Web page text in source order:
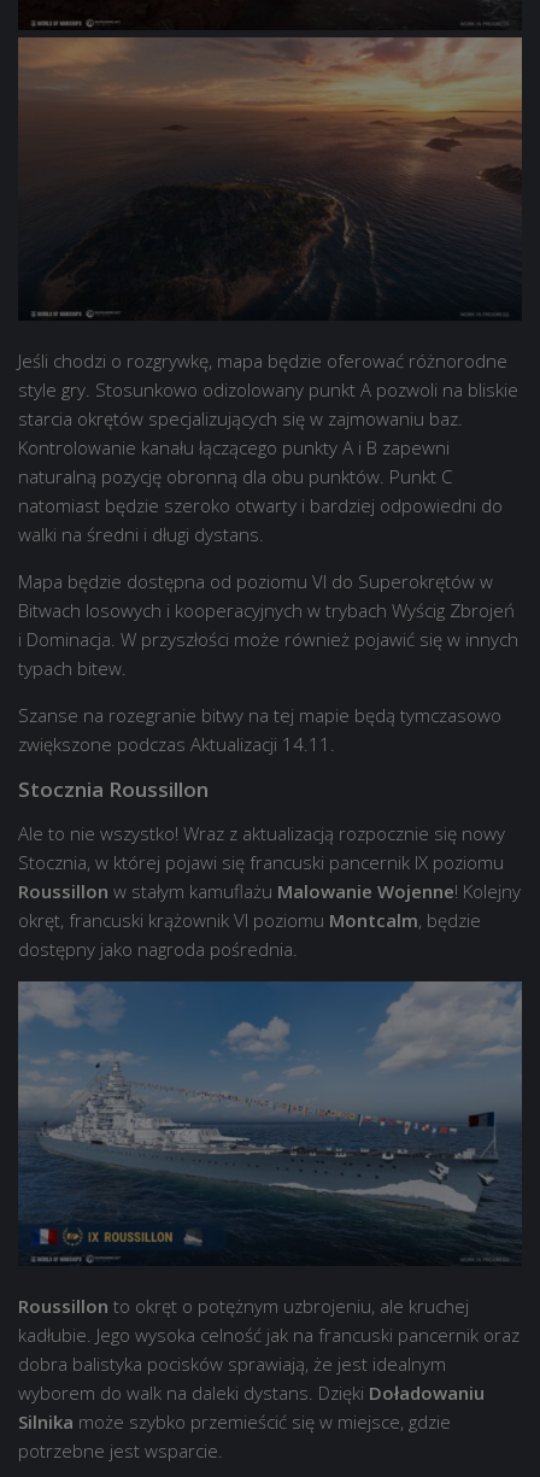
Jeśli chodzi o rozgrywkę, mapa będzie oferować różnorodne
style gry. Stosunkowo odizolowany punkt A pozwoli na bliskie
starcia okrętów specjalizujących się w zajmowaniu baz.
Kontrolowanie kanału łączącego punkty A i B zapewni
naturalną pozycję obronną dla obu punktów. Punkt C
natomiast będzie szeroko otwarty i bardziej odpowiedni do
walki na średni i długi dystans.
Mapa będzie dostępna od poziomu VI do Superokrętów w
Bitwach losowych i kooperacyjnych w trybach Wyścig Zbrojeń
i Dominacja. W przyszłości może również pojawić się w innych
typach bitew.
Szanse na rozegranie bitwy na tej mapie będą tymczasowo
zwiększone podczas Aktualizacji 14.11.
Stocznia Roussillon
Ale to nie wszystko! Wraz z aktualizacją rozpocznie się nowy
Stocznia, w której pojawi się francuski pancernik IX poziomu
Roussillon w stałym kamuflażu Malowanie Wojenne! Kolejny
okręt, francuski krążownik VI poziomu Montcalm, będzie
dostępny jako nagroda pośrednia.
Roussillon to okręt o potężnym uzbrojeniu, ale kruchej
kadłubie. Jego wysoka celność jak na francuski pancernik oraz
dobra balistyka pocisków sprawiają, że jest idealnym
wyborem do walk na daleki dystans. Dzięki Doładowaniu
Silnika może szybko przemieścić się w miejsce, gdzie
potrzebne jest wsparcie.